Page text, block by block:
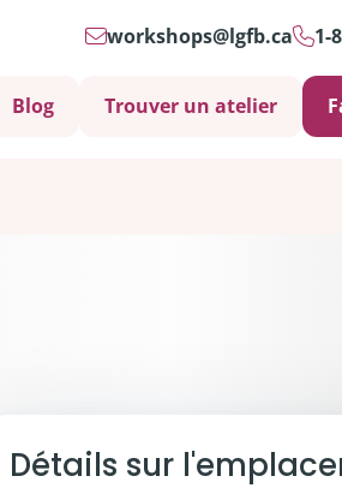
workshops@lgfb.ca 1-
Blog Trouver un atelier
soins psychosociaux sont-ils
Détails sur